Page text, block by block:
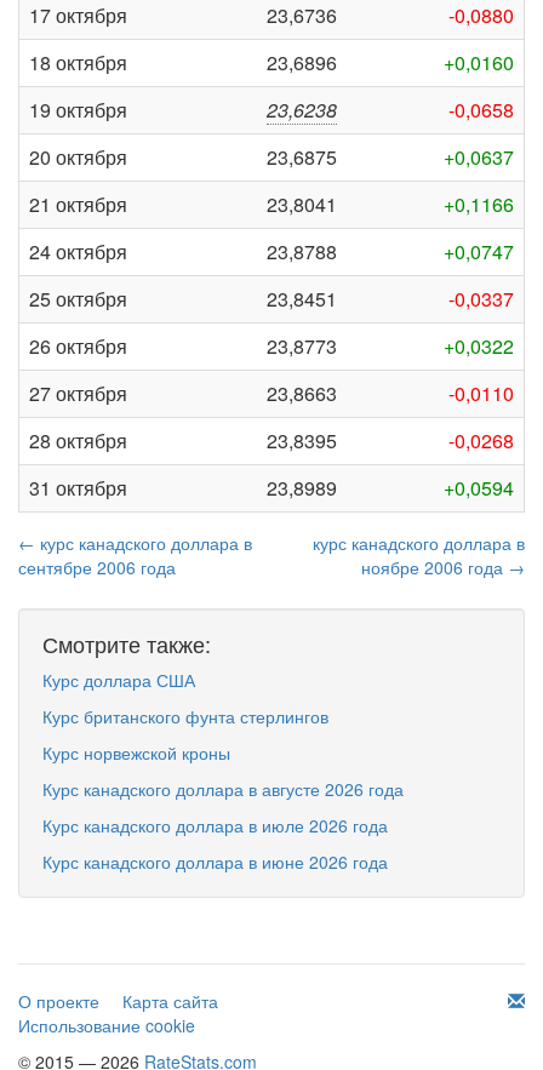
17 октября
23,6736
-0,0880
18 октября
23,6896
+0,0160
19 октября
23,6238
-0,0658
20 октября
23,6875
+0,0637
21 октября
23,8041
+0,1166
24 октября
23,8788
+0,0747
25 октября
23,8451
-0,0337
26 октября
23,8773
+0,0322
27 октября
23,8663
-0,0110
28 октября
23,8395
-0,0268
31 октября
23,8989 +0,0594
← курс канадского доллара в
сентябре 2006 года
курс канадского доллара в
ноябре 2006 года →
Смотрите также:
Курс доллара США
Курс британского фунта стерлингов
Курс норвежской кроны
Курс канадского доллара в августе 2026 года
Курс канадского доллара в июле 2026 года
Курс канадского доллара в июне 2026 года
О проекте
Карта сайта
Использование cookie
© 2015 — 2026 RateStats.com